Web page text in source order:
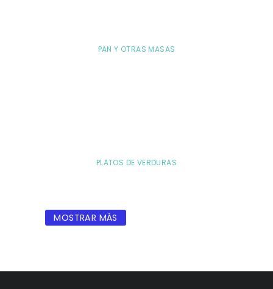
PAN Y OTRAS MASAS
PLATOS DE VERDURAS
MOSTRAR MÁS